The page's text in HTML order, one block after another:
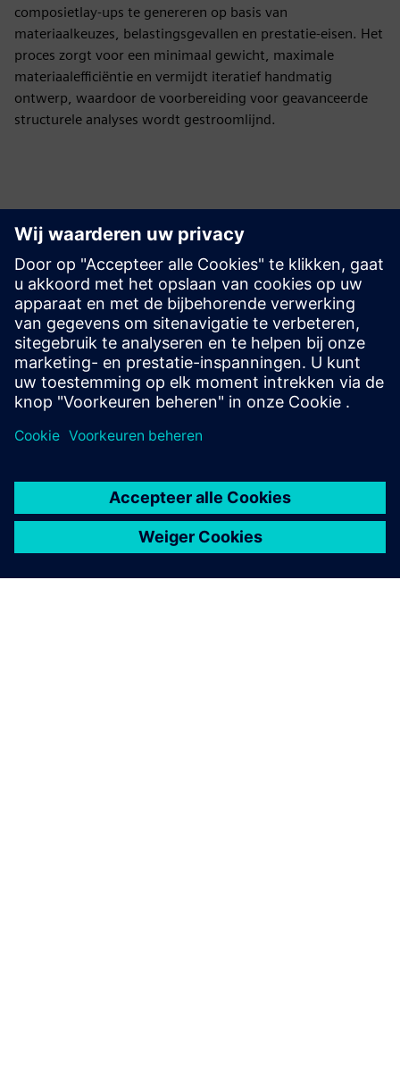
composietlay-ups te genereren op basis van
materiaalkeuzes, belastingsgevallen en prestatie-eisen. Het
proces zorgt voor een minimaal gewicht, maximale
materiaalefficiëntie en vermijdt iteratief handmatig
ontwerp, waardoor de voorbereiding voor geavanceerde
structurele analyses wordt gestroomlijnd.
Ontdek bronnen en
gerelateerde producten
Aanvullende informatie en bronnen
CoDa hier downloaden